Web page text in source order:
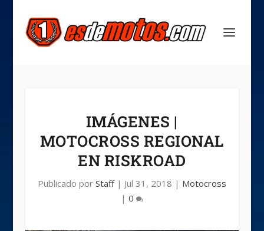
IMÁGENES |
MOTOCROSS REGIONAL
EN RISKROAD
Publicado por Staff| Jul 31, 2018 | Motocross
| 0